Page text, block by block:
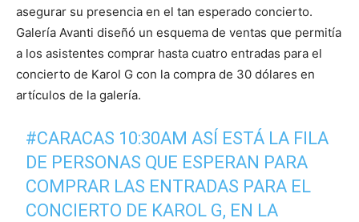
asegurar su presencia en el tan esperado concierto.
Galería Avanti diseñó un esquema de ventas que permitía
a los asistentes comprar hasta cuatro entradas para el
concierto de Karol G con la compra de 30 dólares en
artículos de la galería.
#CARACAS 10:30AM ASÍ ESTÁ LA FILA
DE PERSONAS QUE ESPERAN PARA
COMPRAR LAS ENTRADAS PARA EL
CONCIERTO DE KAROL G, EN LA